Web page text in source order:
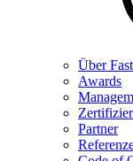
Über
Awards
Partner